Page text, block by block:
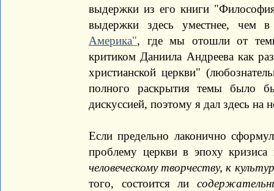
выдержки из его книги
выдержки здесь уместнее, чем
Америка", где мы отошли от
критиком Даниила Андреева как
христианской церкви"
полного раскрытия темы было
дискуссией, поэтому я дал здесь на
Если предельно лаконично
проблему церкви в эпоху
человеческому творчеству, к
того, состоится ли